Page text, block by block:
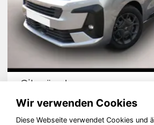
Citroën Jumpy
Wir verwenden Cookies
Diese Webseite verwendet Cookies und